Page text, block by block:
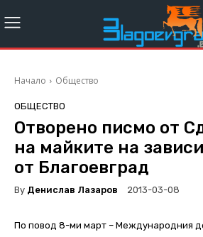
Начало Общество
ОБЩЕСТВО
Отворено писмо от
на майките на
от Благоевград
By Денислав Лазаров 2013-03-08
По повод 8-ми март – Международния